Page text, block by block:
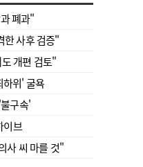
폐과"
한 사후 검증"
개편 검토"
하위' 굴욕
구속'
이브
사 씨 마를 것"